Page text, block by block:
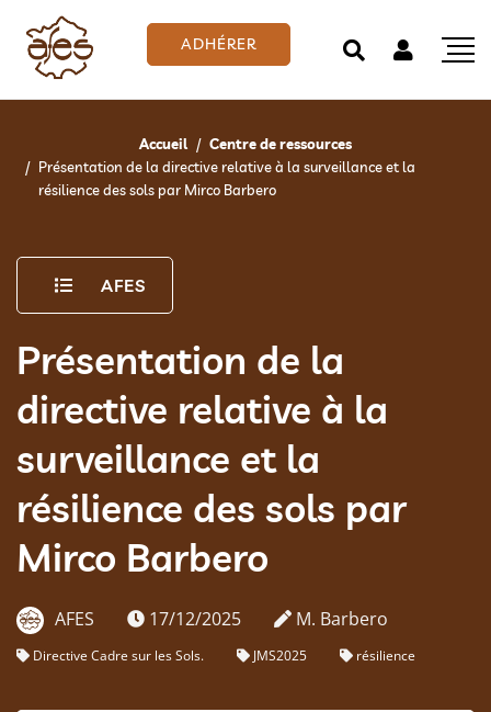
ADHÉRER
Accueil
Centre de ressources
Présentation de la directive relative à la surveillance et la
résilience des sols par Mirco Barbero
AFES
Présentation de la
directive relative à la
surveillance et la
résilience des sols par
Mirco Barbero
AFES 17/12/2025 M. Barbero
Directive Cadre sur les Sols. JMS2025 résilience